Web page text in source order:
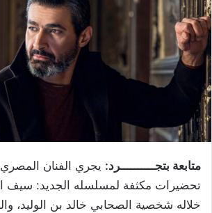
متابعة بتجــــــــــرد: يجري الفنان
تحضيرات مكثفة لمسلسله الجديد: سيف
خلاله شخصية الصحابي خالد بن الوليد،